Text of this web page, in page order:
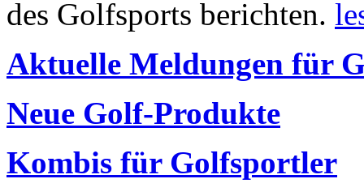
des Golfsports berichten.
Aktuelle Meldungen für
Neue Golf-Produkte
Kombis für Golfsportler